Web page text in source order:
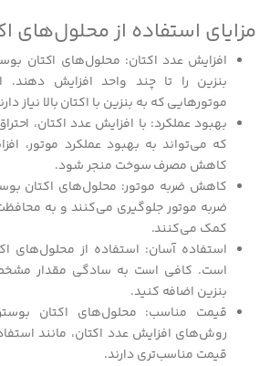
مزایای استفاده از محلول‌های
افزایش عدد اکتان: محلول‌های اکتان
بنزین را تا چند واحد افزایش دهند.
موتورهایی که به بنزین با اکتان بالا نیاز
بهبود عملکرد: با افزایش عدد اکتان،
که می‌تواند به بهبود عملکرد موتور،
کاهش مصرف سوخت منجر شود.
کاهش ضربه موتور: محلول‌های اکتان بوستر
ضربه موتور جلوگیری می‌کنند و به محافظت
کمک می‌کنند.
استفاده آسان: استفاده از محلول‌های
است. کافی است به سادگی مقدار
بنزین اضافه کنید.
قیمت مناسب: محلول‌های اکتان
روش‌های افزایش عدد اکتان، مانند استفاده
قیمت مناسب‌تری دارند.